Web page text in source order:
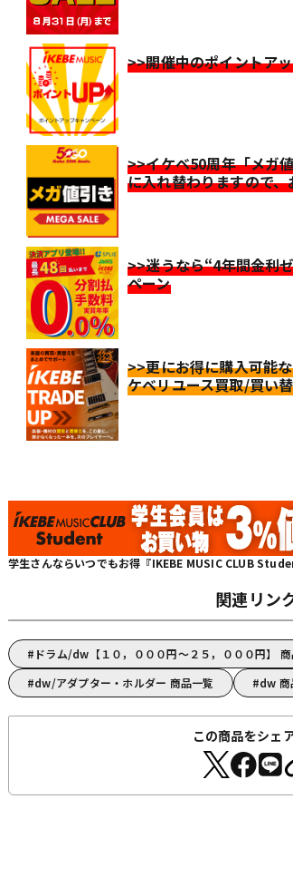
>>開催中のポイントア
>>イケベ50周年「メガ
に入れ替わりますので
>>迷うなら“4年間金利
ペーン
>>更にお得に購入可能
ケベリユース買取/買い
学生さんならいつでもお得『IKEBE MUSIC CLUB
関連リン
ドラム/dw【１０，０００円～２５，０００円】
dw/アダプター・ホルダー 商品一覧
dw 商
この商品をシェ